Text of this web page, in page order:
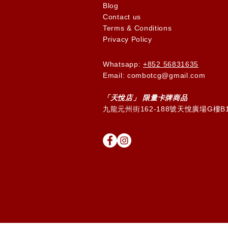
Blog
Contact us
Terms & Conditions
Privacy Policy
Whatsapp: +852 56831635
Email: combotcg@gmail.com
「天悅店」 限量卡牌商品
九龍元州街162-188號天悅廣場G樓